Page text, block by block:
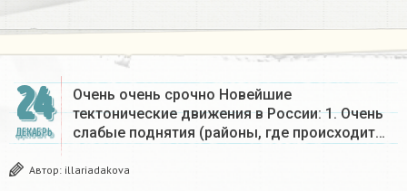
24
ДЕКАБРЬ
Очень очень срочно Новейшие
тектонические движения в России: 1. Очень
слабые поднятия (районы, где происходит…
Автор: illariadakova